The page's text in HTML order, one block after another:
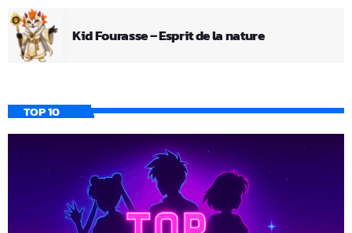
Kid Fourasse – Esprit de la nature
TOP 10